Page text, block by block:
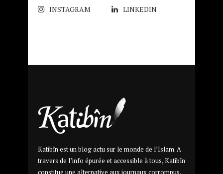
INSTAGRAM
LINKEDIN
Katibîn est un blog actu sur le monde de l’Islam. A
travers de l’info épurée et accessible à tous, Katibîn
constitue une alternative aux journaux corrompus.